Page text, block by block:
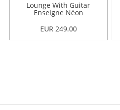
Lounge With Guitar
Enseigne Néon
EUR 249.00